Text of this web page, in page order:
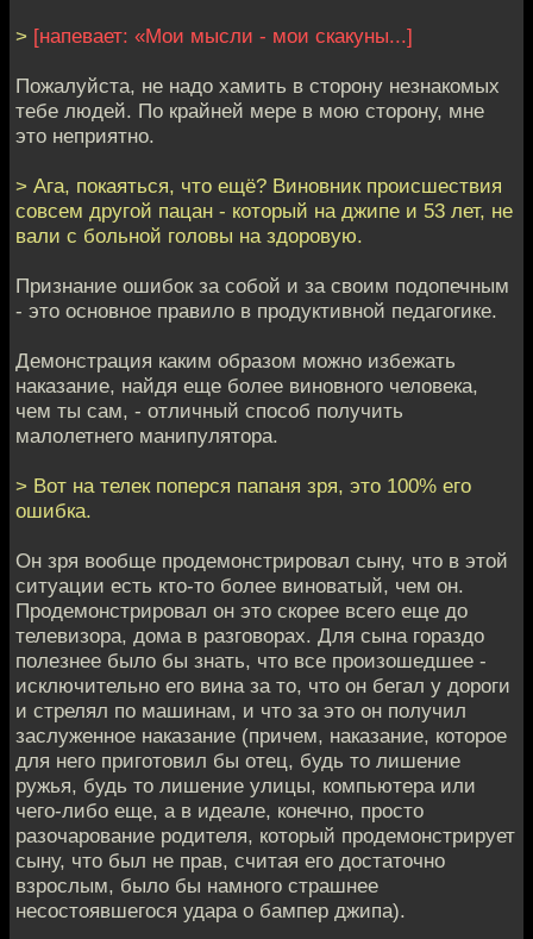
> [напевает: «Мои мысли - мои скакуны...]
Пожалуйста, не надо хамить в сторону незнакомых
тебе людей. По крайней мере в мою сторону, мне
это неприятно.
> Ага, покаяться, что ещё? Виновник происшествия
совсем другой пацан - который на джипе и 53 лет, не
вали с больной головы на здоровую.
Признание ошибок за собой и за своим подопечным
- это основное правило в продуктивной педагогике.
Демонстрация каким образом можно избежать
наказание, найдя еще более виновного человека,
чем ты сам, - отличный способ получить
малолетнего манипулятора.
> Вот на телек поперся папаня зря, это 100% его
ошибка.
Он зря вообще продемонстрировал сыну, что в этой
ситуации есть кто-то более виноватый, чем он.
Продемонстрировал он это скорее всего еще до
телевизора, дома в разговорах. Для сына гораздо
полезнее было бы знать, что все произошедшее -
исключительно его вина за то, что он бегал у дороги
и стрелял по машинам, и что за это он получил
заслуженное наказание (причем, наказание, которое
для него приготовил бы отец, будь то лишение
ружья, будь то лишение улицы, компьютера или
чего-либо еще, а в идеале, конечно, просто
разочарование родителя, который продемонстрирует
сыну, что был не прав, считая его достаточно
взрослым, было бы намного страшнее
несостоявшегося удара о бампер джипа).